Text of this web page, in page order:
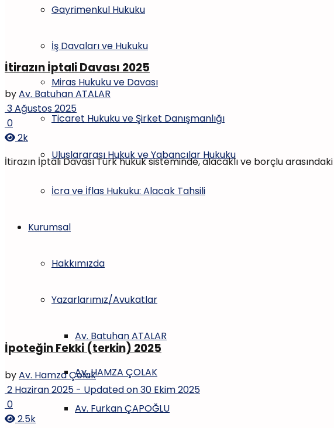
Gayrimenkul Hukuku
İş Davaları ve Hukuku
Miras Hukuku ve Davası
Ticaret Hukuku ve Şirket Danışmanlığı
Uluslararası Hukuk ve Yabancılar Hukuku
İcra ve İflas Hukuku: Alacak Tahsili
Kurumsal
Hakkımızda
Yazarlarımız/Avukatlar
Av. Batuhan ATALAR
Av. HAMZA ÇOLAK
Av. Furkan ÇAPOĞLU
İtirazın İptali Davası 2025
byAv. Batuhan ATALAR
3 Ağustos 2025
0
2k
İtirazın İptali Davası Türk hukuk sisteminde, alacaklı ve borçlu
İpoteğin Fekki (terkin) 2025
byAv. Hamza Çolak
2 Haziran 2025 - Updated on 30 Ekim 2025
0
2.5k